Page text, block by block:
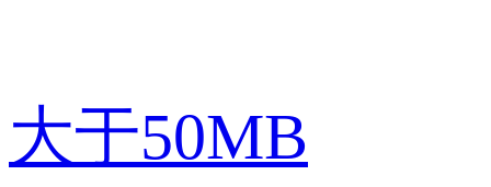
大于50MB